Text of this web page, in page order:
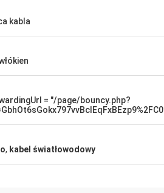
Hangalaxy zapewnia aktywny kabel
optyczny 100G QSFP28 w odległości
30 m, a zapytania dotyczące
niestandardowej długości są również
kabla
= "/page/bouncy.php?
, kabel światłowodowy